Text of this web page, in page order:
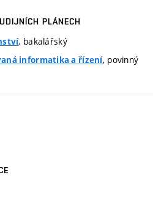
PLÁNECH
, bakalářský
informatika a řízení, povinný